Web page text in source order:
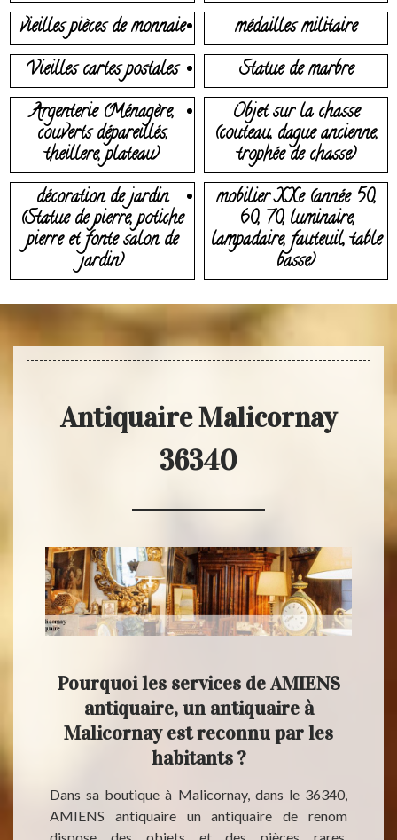
vieilles pièces de monnaie
médailles militaire
Vieilles cartes postales
Statue de marbre
Argenterie (Ménagère,
couverts dépareillés,
theillere, plateau)
Objet sur la chasse
(couteau, dague ancienne,
trophée de chasse)
décoration de jardin
(Statue de pierre, potiche
pierre et fonte salon de
jardin)
mobilier XXe (année 50,
60, 70, luminaire,
lampadaire, fauteuil, table
basse)
Antiquaire Malicornay
36340
à
Il a
Pourquoi les services de AMIENS
antiquaire, un antiquaire à
Malicornay est reconnu par les
habitants ?
Dans sa boutique à Malicornay, dans le 36340,
AMIENS antiquaire un antiquaire de renom
est
pas